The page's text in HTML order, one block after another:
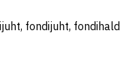
fondijuht,